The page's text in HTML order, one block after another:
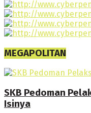
MEGAPOLITAN
SKB Pedoman
Isinya